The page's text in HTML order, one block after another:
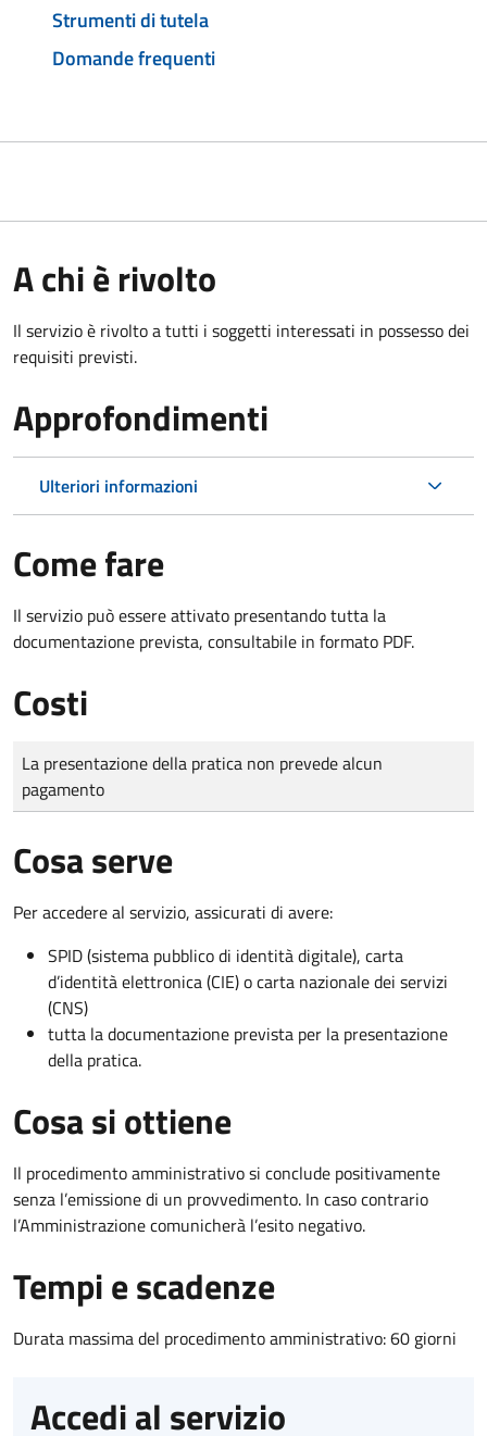
Strumenti di tutela
Domande frequenti
A chi è rivolto
Il servizio è rivolto a tutti i soggetti interessati in possesso dei
requisiti previsti.
Approfondimenti
Ulteriori informazioni
Come fare
Il servizio può essere attivato presentando tutta la
documentazione prevista, consultabile in formato PDF.
Costi
Tipo di pagamento
Importo
La presentazione della pratica non prevede alcun
pagamento
Cosa serve
Per accedere al servizio, assicurati di avere:
SPID (sistema pubblico di identità digitale), carta
d’identità elettronica (CIE) o carta nazionale dei servizi
(CNS)
tutta la documentazione prevista per la presentazione
della pratica.
Cosa si ottiene
Il procedimento amministrativo si conclude positivamente
senza l’emissione di un provvedimento. In caso contrario
l’Amministrazione comunicherà l’esito negativo.
Tempi e scadenze
Durata massima del procedimento amministrativo: 60 giorni
Accedi al servizio